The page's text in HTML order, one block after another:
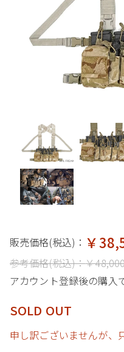
販売価格(税込)： ￥
参考価格(税込)：￥
アカウント登録後の購入
SOLD OUT
申し訳ございませんが、